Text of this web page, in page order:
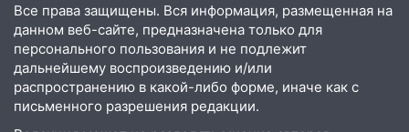
судить за неуплату 48,4 млн рублей
налогов
09:28 Дети на дорогах: пострадали
велосипедисты, мотоциклисты и
пешеходы. Обзор крупных аварий в
Все права защищены. Вся информация, размещенная на
данном веб-сайте, предназначена только для
персонального пользования и не подлежит
дальнейшему воспроизведению и/или
распространению в какой-либо форме, иначе как с
письменного разрешения редакции.